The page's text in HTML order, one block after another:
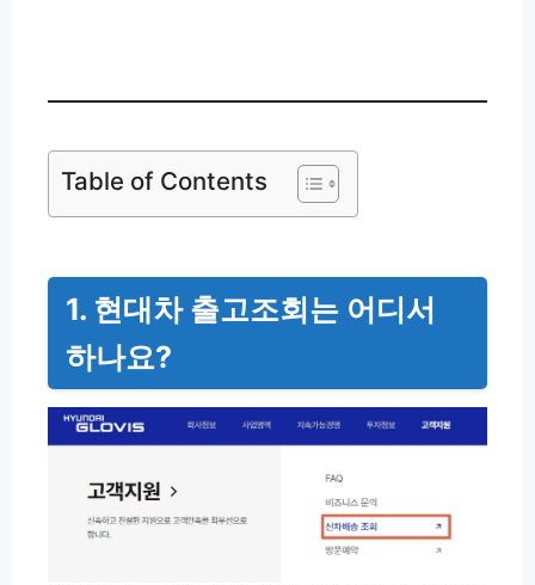
Table of Contents
1. 현대차 출고조회는 어디서
하나요?